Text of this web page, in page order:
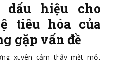
dấu hiệu cho
tiêu hóa của
gặp vấn đề
xuyên cảm thấy mệt mỏi,